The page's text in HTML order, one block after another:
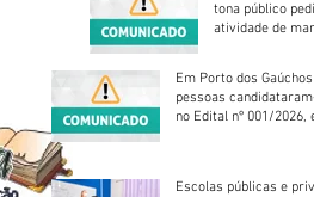
tona público
atividade de
Em Porto dos
pessoas
no Edital nº 001/2026,
Escolas públicas e